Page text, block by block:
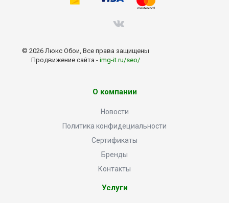
© 2026 Люкс Обои, Все права защищены
Продвижение сайта - img-it.ru/seo/
О компании
Новости
Политика конфидециальности
Сертификаты
Бренды
Контакты
Услуги